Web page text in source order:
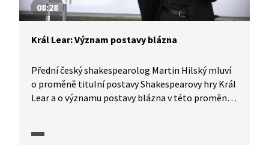
08:28
Král Lear: Význam postavy blázna
Přední český shakespearolog Martin Hilský mluví
o proměně titulní postavy Shakespearovy hry Král
Lear a o významu postavy blázna v této proměně.